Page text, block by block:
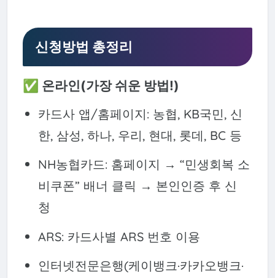
신청방법 총정리
✅ 온라인(가장 쉬운 방법!)
카드사 앱/홈페이지: 농협, KB국민, 신
한, 삼성, 하나, 우리, 현대, 롯데, BC 등
NH농협카드: 홈페이지 → “민생회복 소
비쿠폰” 배너 클릭 → 본인인증 후 신
청
ARS: 카드사별 ARS 번호 이용
인터넷전문은행(케이뱅크·카카오뱅크·